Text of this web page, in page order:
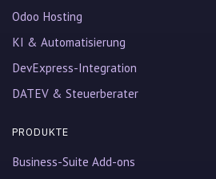
Odoo Hosting
KI & Automatisierung
DevExpress-Integration
DATEV & Steuerberater
PRODUKTE
Business-Suite Add-ons